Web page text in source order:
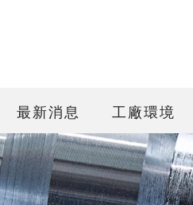
最新消息 工廠環境